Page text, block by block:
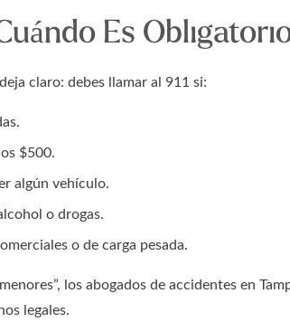
Es
claro: debes llamar al 911 si:
$500.
algún vehículo.
o drogas.
o de carga pesada.
los abogados de accidentes en
legales.